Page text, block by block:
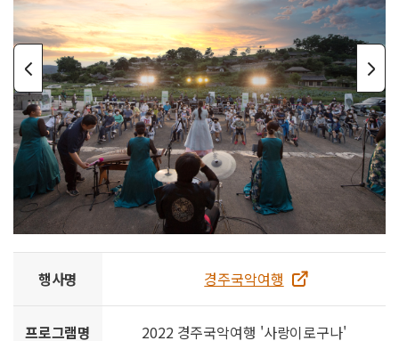
행사명 경주국악여행
프로그램명 2022 경주국악여행 '사랑이로구나'